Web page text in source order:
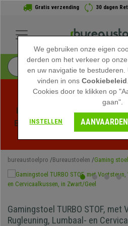
Gratis verzending 30 dagen
Profiteer van de
Exclusieve kortingen voor een
bureaustoelpro Bureaustoelen Gaming
Gamingstoel TURBO STOF,
Rugleuning, Lumbaal- en
We gebruiken onze eigen
derden om het verkeer op
en uw navigatie te
vinden in onsCookiebeleid
Cookies door te klikken op
gaan".
INSTELLEN